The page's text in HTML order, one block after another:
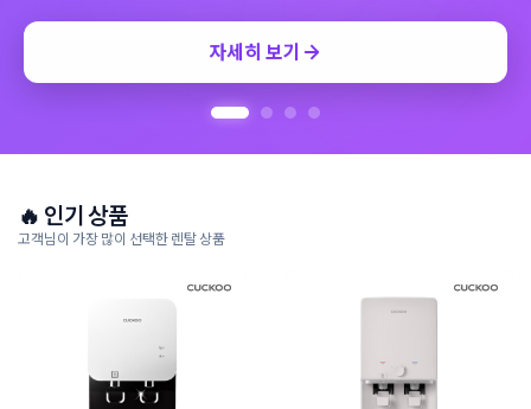
🔥 인기 상품
고객님이 가장 많이 선택한 렌탈 상품